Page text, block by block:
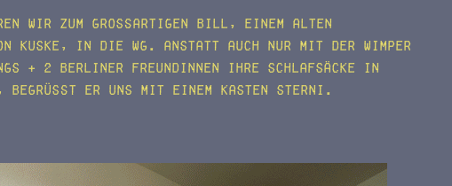
wir zum großartigen Bill, einem alten
Kuske, in die WG. Anstatt auch nur mit der Wimper
+ 2 berliner Freundinnen ihre Schlafsäcke in
begrüßt er uns mit einem Kasten Sterni.